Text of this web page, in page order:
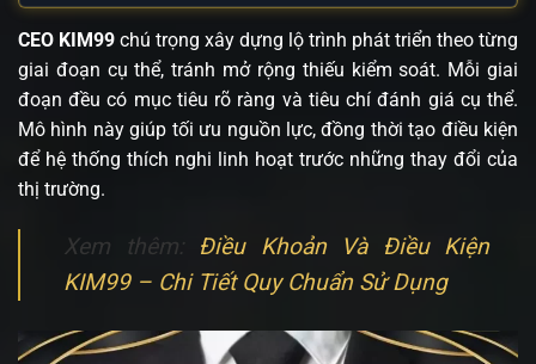
CEO KIM99 chú trọng xây dựng lộ trình phát triển theo từng
giai đoạn cụ thể, tránh mở rộng thiếu kiểm soát. Mỗi giai
đoạn đều có mục tiêu rõ ràng và tiêu chí đánh giá cụ thể.
Mô hình này giúp tối ưu nguồn lực, đồng thời tạo điều kiện
để hệ thống thích nghi linh hoạt trước những thay đổi của
thị trường.
Xem thêm: Điều Khoản Và Điều Kiện
KIM99 – Chi Tiết Quy Chuẩn Sử Dụng